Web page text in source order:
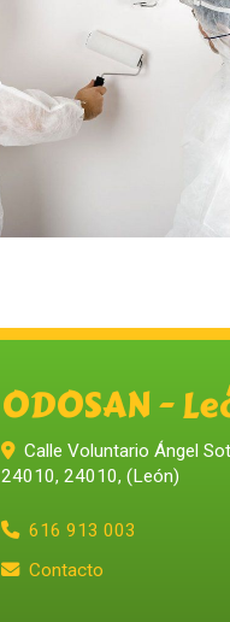
ODOSAN -
Calle Voluntario Ángel
24010, 24010, (León)
616 913 003
Contacto